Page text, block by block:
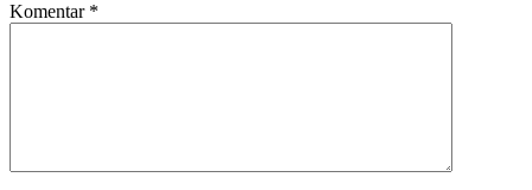
Komentar *